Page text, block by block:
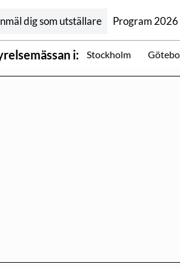
dig som utställare Program 2026
i: Stockholm